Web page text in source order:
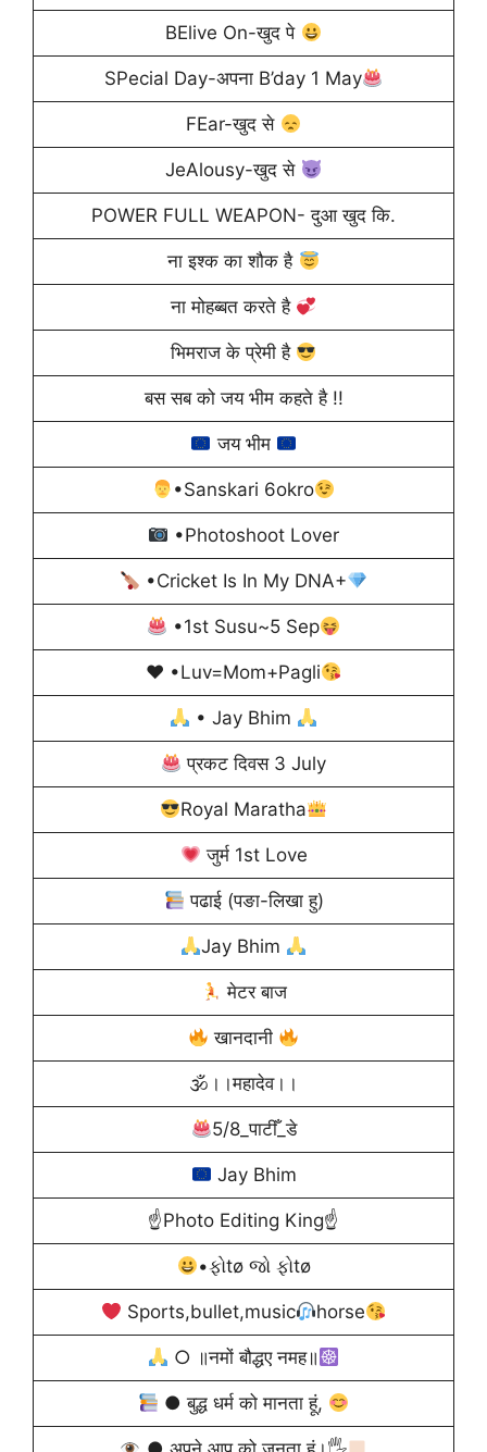
BElive On-खुद पे
SPecial Day-अपना B’day 1 May
FEar-खुद से
JeAlousy-खुद से
POWER FULL WEAPON- दुआ खुद कि.
ना इश्क का शौक है
ना मोहब्बत करते है
भिमराज के प्रेमी है
बस सब को जय भीम कहते है !!
जय भीम
‍•Sanskari 6okro
•Photoshoot Lover
•Cricket Is In My DNA+
•1st Susu~5 Sep
♥️ •Luv=Mom+Pagli
• Jay Bhim
प्रकट दिवस 3 July
Royal Maratha
जुर्म 1st Love
पढाई (पङा-लिखा हु)
Jay Bhim
मेटर बाज
खानदानी
🕉।।महादेव।।
5/8_पाटीँ_डे
Jay Bhim
☝️Photo Editing King☝️
•ફોtø જો ફોtø
Sports,bullet,music horse
○ ॥नमों बौद्धए नमह॥
● बुद्ध धर्म को मानता हूं,